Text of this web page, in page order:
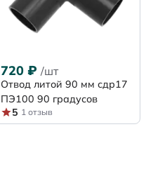
720 ₽ /шт
Отвод литой 90 мм сдр17
ПЭ100 90 градусов
5 1 отзыв